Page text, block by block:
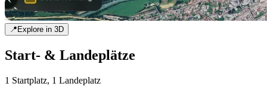
📍Explore in 3D
Start- & Landeplätze
1 Startplatz, 1 Landeplatz